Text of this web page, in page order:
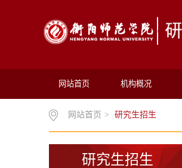
网站首页 机构概况
网站首页 > 研究生招生
研究生招生